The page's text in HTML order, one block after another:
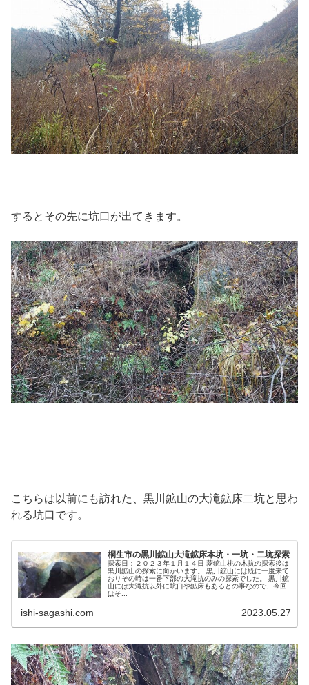
するとその先に坑口が出てきます。
こちらは以前にも訪れた、黒川鉱山の大滝鉱床二坑と思わ
れる坑口です。
桐生市の黒川鉱山大滝鉱床本坑・一坑・二坑探索
探索日：２０２３年１月１４日 菱鉱山桃の木抗の探索後は
黒川鉱山の探索に向かいます。 黒川鉱山には既に一度来て
おりその時は一番下部の大滝抗のみの探索でした。 黒川鉱
山には大滝抗以外に坑口や鉱床もあるとの事なので、今回
はそ...
ishi-sagashi.com 2023.05.27